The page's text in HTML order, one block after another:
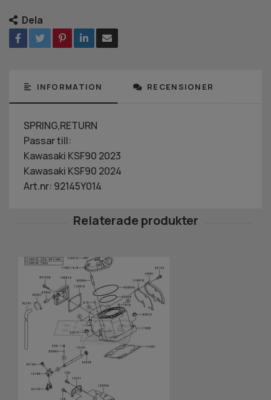
Dela
INFORMATION RECENSIONER
SPRING,RETURN
Passar till:
Kawasaki KSF90 2023
Kawasaki KSF90 2024
Art.nr: 92145Y014